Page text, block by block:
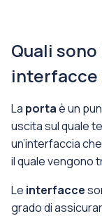
Quali
interfacce
La portaè un
uscita sul quale
un’interfaccia
il quale vengono
Le interfacce
grado di